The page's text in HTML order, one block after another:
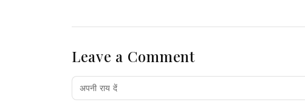
Leave a Comment